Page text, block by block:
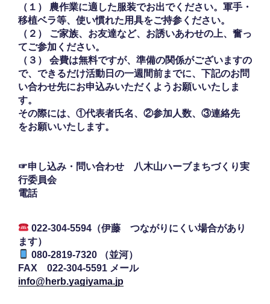
（１） 農作業に適した服装でお出でください。軍手・
移植ベラ等、使い慣れた用具をご持参ください。
（２） ご家族、お友達など、お誘いあわせの上、奮っ
てご参加ください。
（３） 会費は無料ですが、準備の関係がございますの
で、できるだけ活動日の一週間前までに、下記のお問
い合わせ先にお申込みいただくようお願いいたしま
す。
その際には、 ①代表者氏名、②参加人数、③連絡先
をお願いいたします。
☞申し込み・問い合わせ 八木山ハーブまちづくり実
行委員会
電話
022-304-5594（伊藤 つながりにくい場合があり
ます）
080-2819-7320 （並河）
FAX 022-304-5591 メール
info@herb.yagiyama.jp